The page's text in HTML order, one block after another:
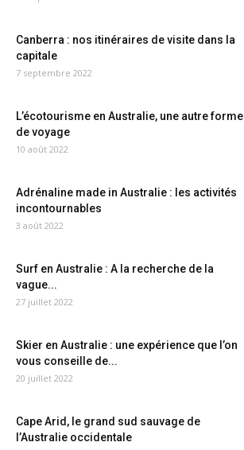
Canberra : nos itinéraires de visite dans la
capitale
7 septembre 2022
L’écotourisme en Australie, une autre forme
de voyage
10 août 2022
Adrénaline made in Australie : les activités
incontournables
3 août 2022
Surf en Australie : A la recherche de la
vague...
27 juillet 2022
Skier en Australie : une expérience que l’on
vous conseille de...
20 juillet 2022
Cape Arid, le grand sud sauvage de
l’Australie occidentale